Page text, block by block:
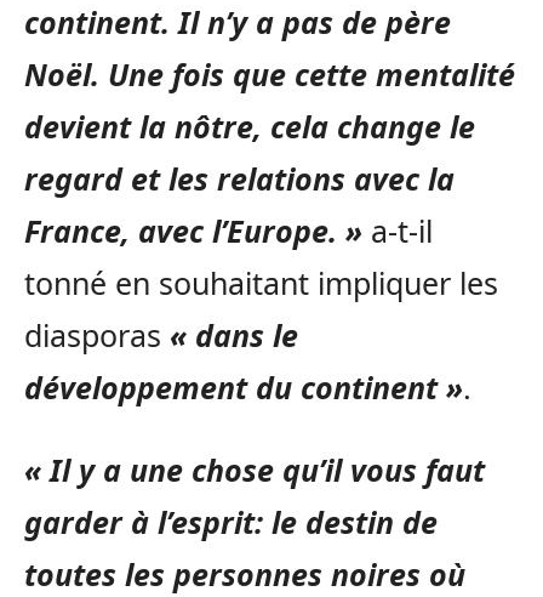
continent. Il n’y a pas de père
Noël. Une fois que cette mentalité
devient la nôtre, cela change le
regard et les relations avec la
France, avec l’Europe. » a-t-il
tonné en souhaitant impliquer les
diasporas « dans le
développement du continent ».
« Il y a une chose qu’il vous faut
garder à l’esprit: le destin de
toutes les personnes noires où